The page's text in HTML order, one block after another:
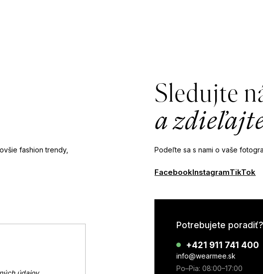
fashion trendy,
Sledujte
a
Podeľte sa s nami o vaše
FacebookInstagramTikTok
Potrebujete poradiť?
+421 911 741 400
info@wearmee.sk
Po–Pia: 08:00–17:00